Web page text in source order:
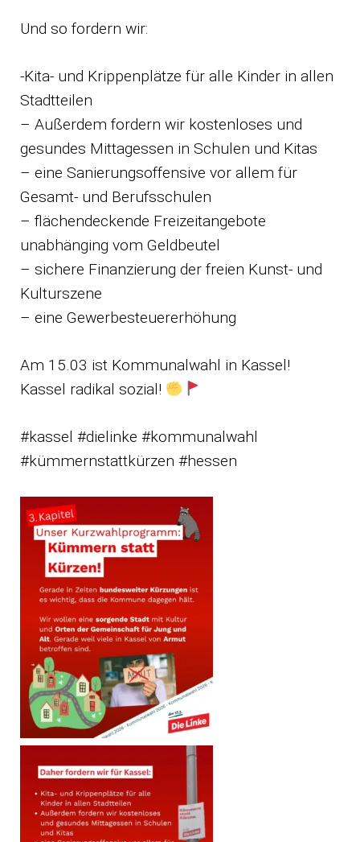
Und so fordern wir:
-Kita- und Krippenplätze für alle Kinder in allen
Stadtteilen
– Außerdem fordern wir kostenloses und
gesundes Mittagessen in Schulen und Kitas
– eine Sanierungsoffensive vor allem für
Gesamt- und Berufsschulen
– flächendeckende Freizeitangebote
unabhänging vom Geldbeutel
– sichere Finanzierung der freien Kunst- und
Kulturszene
– eine Gewerbesteuererhöhung
Am 15.03 ist Kommunalwahl in Kassel!
Kassel radikal sozial!
#kassel #dielinke #kommunalwahl
#kümmernstattkürzen #hessen